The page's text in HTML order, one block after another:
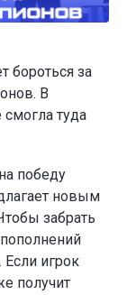
бороться за
В
туда
победу
новым
забрать
игрок
получит